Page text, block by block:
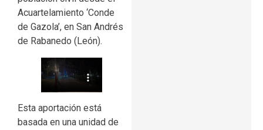
Acuartelamiento ‘Conde
de Gazola’, en San Andrés
de Rabanedo (León).
Esta aportación está
basada en una unidad de